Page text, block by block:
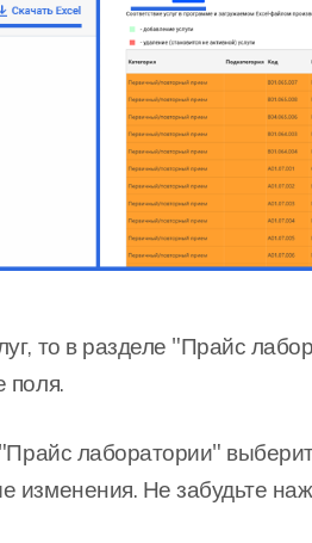
то в разделе "Прайс
поля.
лаборатории"
изменения. Не забудьте